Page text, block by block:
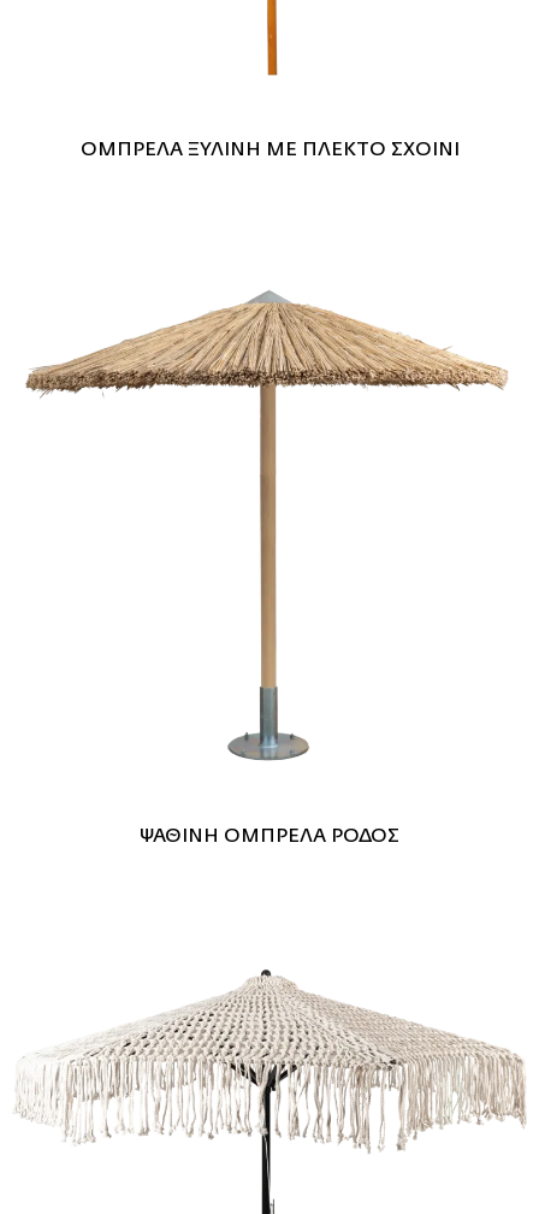
ΟΜΠΡΕΛΑ ΞΥΛΙΝΗ ΜΕ ΠΛΕΚΤΟ ΣΧΟΙΝΙ
ΨΑΘΙΝΗ ΟΜΠΡΕΛΑ ΡΟΔΟΣ